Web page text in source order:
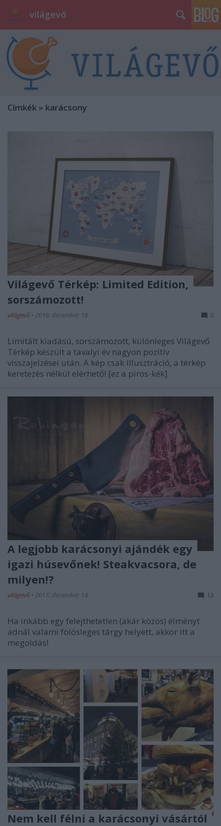
világevő
Címkék » karácsony
Világevő Térkép: Limited Edition,
sorszámozott!
világevő • 2019. december 18. 0
Limitált kiadású, sorszámozott, különleges Világevő
Térkép készült a tavalyi év nagyon pozitív
visszajelzései után. A kép csak illusztráció, a térkép
keretezés nélkül elérhető! [ez a piros-kék]
A legjobb karácsonyi ajándék egy
igazi húsevőnek! Steakvacsora, de
milyen!?
világevő • 2017. december 14. 13
Ha inkább egy felejthetetlen (akár közös) élményt
adnál valami fölösleges tárgy helyett, akkor itt a
megoldás!
Nem kell félni a karácsonyi vásártól